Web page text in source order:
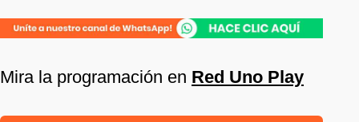
Mira la programación en Red Uno Play